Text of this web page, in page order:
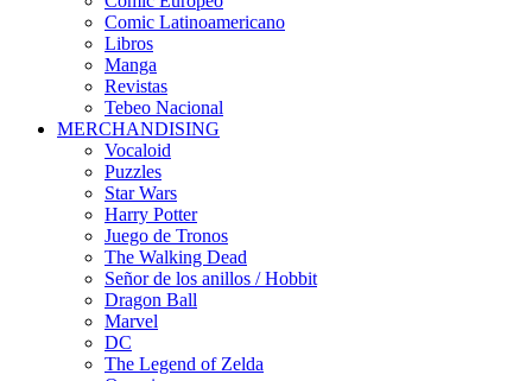
Comic Latinoamericano
Libros
Manga
Revistas
Tebeo Nacional
MERCHANDISING
Vocaloid
Puzzles
Star Wars
Harry Potter
Juego de Tronos
The Walking Dead
Señor de los anillos / Hobbit
Dragon Ball
Marvel
DC
The Legend of Zelda